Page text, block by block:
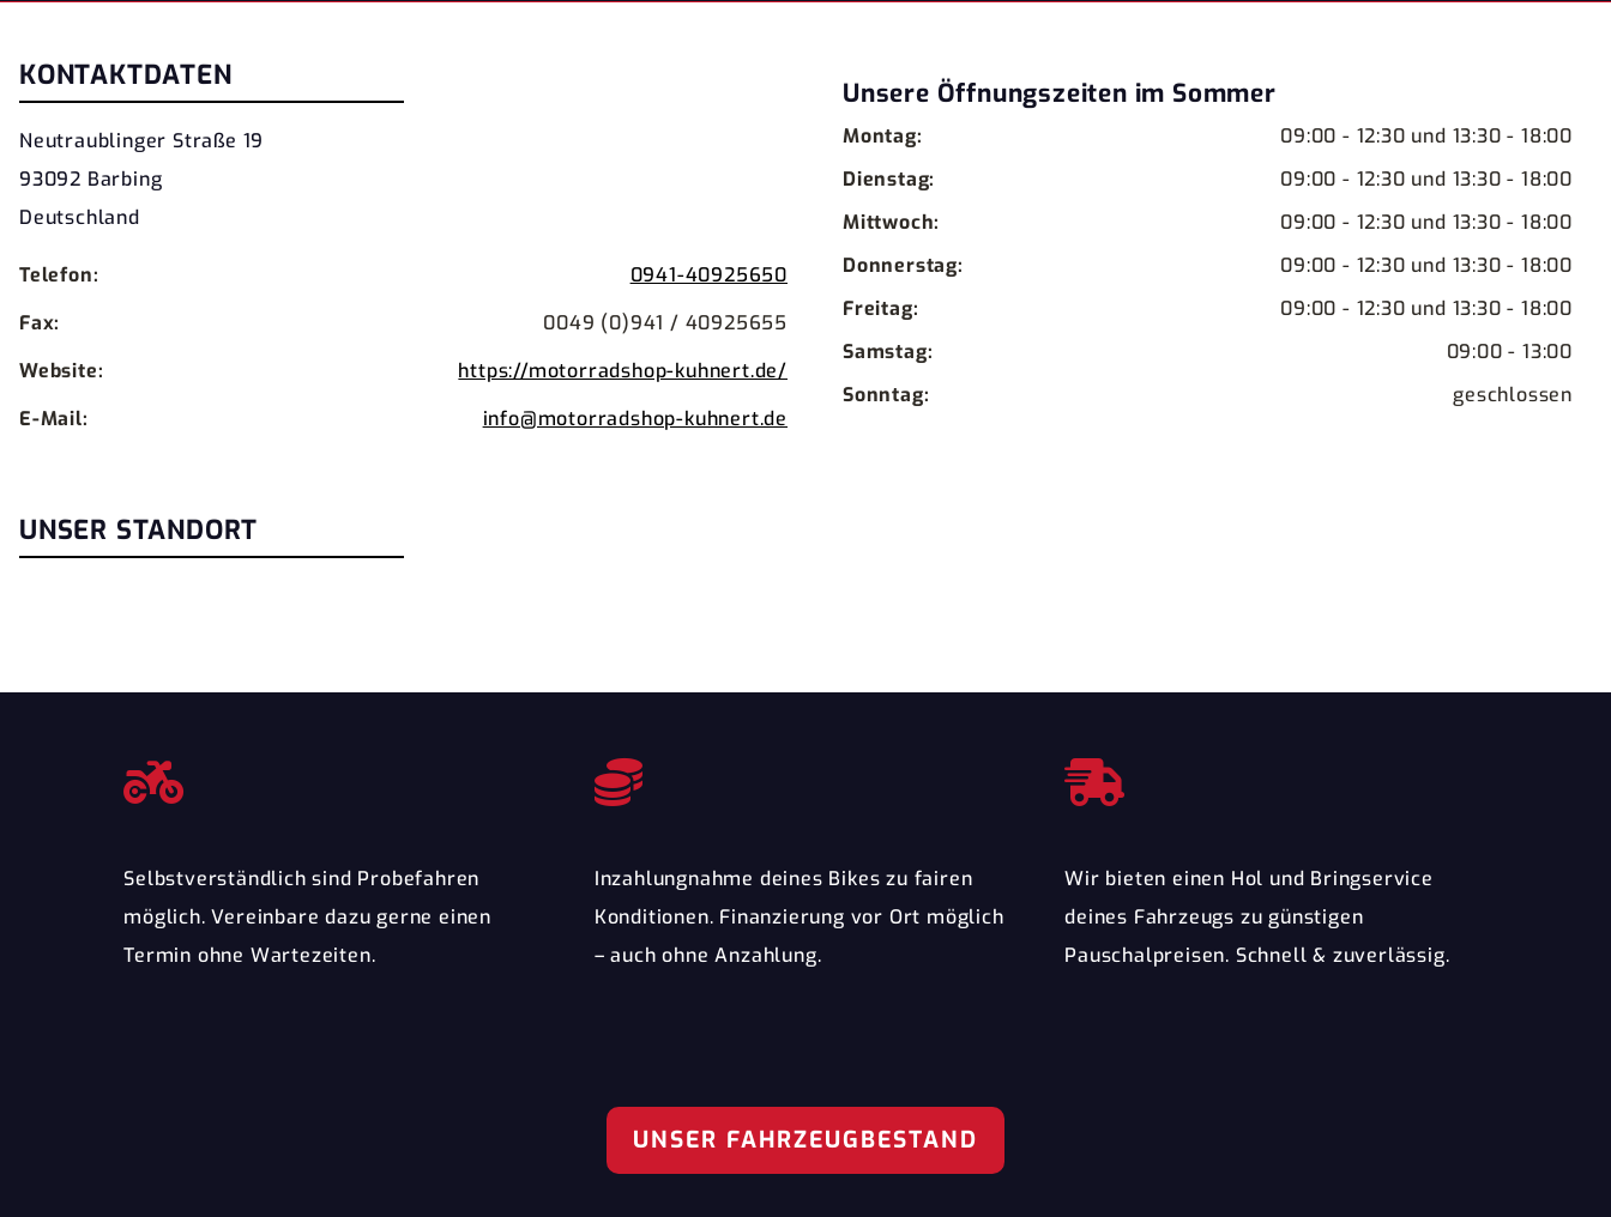
KONTAKTDATEN
Neutraublinger Straße 19
93092 Barbing
Deutschland
Telefon:
0941-40925650
Fax:
0049 (0)941 / 40925655
Website:
https://motorradshop-kuhnert.de/
E-Mail:
info@motorradshop-kuhnert.de
Unsere Öffnungszeiten im Sommer
Montag:
09:00 - 12:30 und 13:30 - 18:00
Dienstag:
09:00 - 12:30 und 13:30 - 18:00
Mittwoch:
09:00 - 12:30 und 13:30 - 18:00
Donnerstag:
09:00 - 12:30 und 13:30 - 18:00
Freitag:
09:00 - 12:30 und 13:30 - 18:00
Samstag:
09:00 - 13:00
Sonntag:
geschlossen
UNSER STANDORT
Selbstverständlich sind Probefahren
möglich. Vereinbare dazu gerne einen
Termin ohne Wartezeiten.
Inzahlungnahme deines Bikes zu fairen
Konditionen. Finanzierung vor Ort möglich
– auch ohne Anzahlung.
Wir bieten einen Hol und Bringservice
deines Fahrzeugs zu günstigen
Pauschalpreisen. Schnell & zuverlässig.
UNSER FAHRZEUGBESTAND